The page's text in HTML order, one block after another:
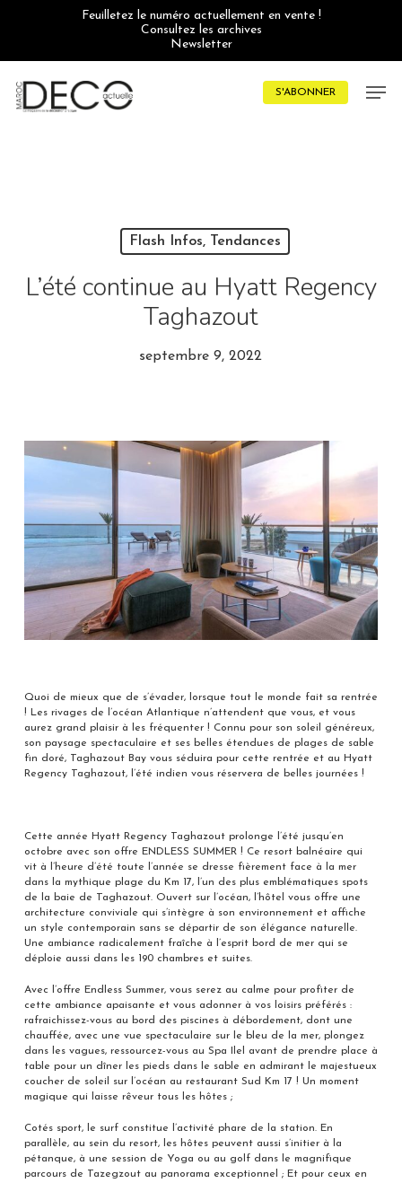
Feuilletez le numéro actuellement en vente !
Consultez les archives
Newsletter
S'ABONNER
Flash Infos, Tendances
L’été continue au Hyatt Regency
Taghazout
septembre 9, 2022
Quoi de mieux que de s’évader, lorsque tout le monde fait sa rentrée
! Les rivages de l’océan Atlantique n’attendent que vous, et vous
aurez grand plaisir à les fréquenter ! Connu pour son soleil généreux,
son paysage spectaculaire et ses belles étendues de plages de sable
fin doré, Taghazout Bay vous séduira pour cette rentrée et au Hyatt
Regency Taghazout, l’été indien vous réservera de belles journées !
Cette année Hyatt Regency Taghazout prolonge l’été jusqu’en
octobre avec son offre ENDLESS SUMMER ! Ce resort balnéaire qui
vit à l’heure d’été toute l’année se dresse fièrement face à la mer
dans la mythique plage du Km 17, l’un des plus emblématiques spots
de la baie de Taghazout. Ouvert sur l’océan, l’hôtel vous offre une
architecture conviviale qui s’intègre à son environnement et affiche
un style contemporain sans se départir de son élégance naturelle.
Une ambiance radicalement fraîche à l’esprit bord de mer qui se
déploie aussi dans les 190 chambres et suites.
Avec l’offre Endless Summer, vous serez au calme pour profiter de
cette ambiance apaisante et vous adonner à vos loisirs préférés :
rafraichissez-vous au bord des piscines à débordement, dont une
chauffée, avec une vue spectaculaire sur le bleu de la mer, plongez
dans les vagues, ressourcez-vous au Spa Ilel avant de prendre place à
table pour un dîner les pieds dans le sable en admirant le majestueux
coucher de soleil sur l’océan au restaurant Sud Km 17 ! Un moment
magique qui laisse rêveur tous les hôtes ;
Cotés sport, le surf constitue l’activité phare de la station. En
parallèle, au sein du resort, les hôtes peuvent aussi s’initier à la
pétanque, à une session de Yoga ou au golf dans le magnifique
parcours de Tazegzout au panorama exceptionnel ; Et pour ceux en